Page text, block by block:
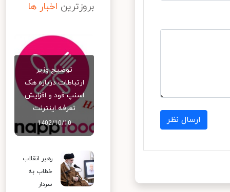
ارسال نظر
بروزترین اخبار ها
توضیح وزیر
ارتباطات درباره هک
اسنپ‌ فود و افزایش
تعرفه اینترنت
1402/10/10
رهبر انقلاب
خطاب به
سردار